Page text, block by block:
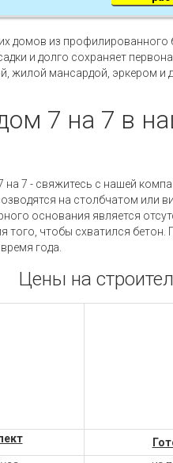
домов из профилированного
и долго сохраняет
жилой мансардой, эркером и
7 на 7 в
на 7 - свяжитесь с нашей
на столбчатом или
основания является
того, чтобы схватился
года.
Цены на